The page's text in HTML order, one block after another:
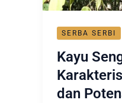
SERBA SERBI
Kayu
dan